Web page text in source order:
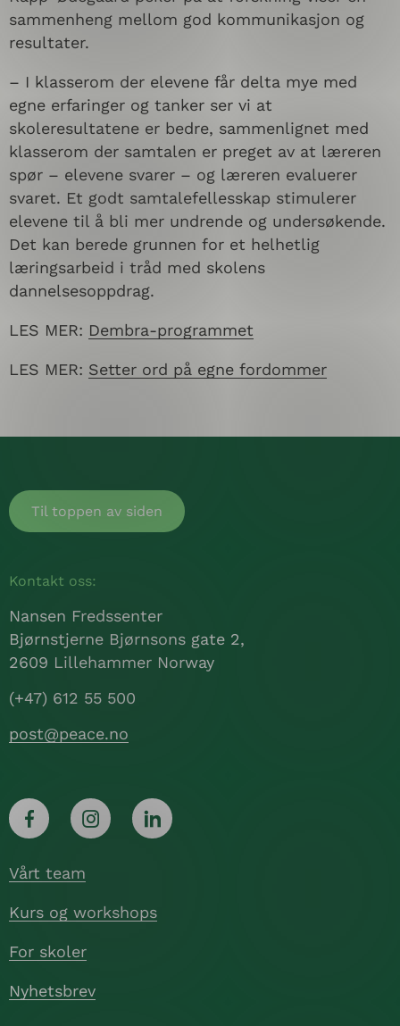
sammenheng mellom god kommunikasjon og
resultater.
– I klasserom der elevene får delta mye med
egne erfaringer og tanker ser vi at
skoleresultatene er bedre, sammenlignet med
klasserom der samtalen er preget av at læreren
spør – elevene svarer – og læreren evaluerer
svaret. Et godt samtalefellesskap stimulerer
elevene til å bli mer undrende og undersøkende.
Det kan berede grunnen for et helhetlig
læringsarbeid i tråd med skolens
dannelsesoppdrag.
LES MER: Dembra-programmet
LES MER: Setter ord på egne fordommer
Til toppen av siden
Kontakt oss:
Nansen Fredssenter
Bjørnstjerne Bjørnsons gate 2,
2609 Lillehammer Norway
(+47) 612 55 500
post@peace.no
Vårt team
Kurs og workshops
For skoler
Nyhetsbrev